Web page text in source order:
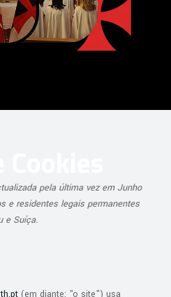
pela última vez em Junho
e residentes legais permanentes
e Suíça.
(em diante: "o site") usa